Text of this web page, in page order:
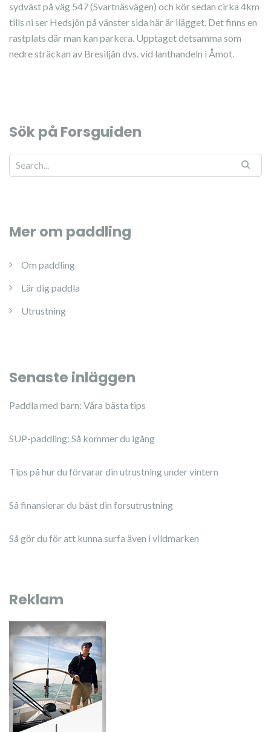
sydväst på väg 547 (Svartnäsvägen) och kör sedan cirka 4km
tills ni ser Hedsjön på vänster sida här är ilägget. Det finns en
rastplats där man kan parkera. Upptaget detsamma som
nedre sträckan av Bresiljån dvs. vid lanthandeln i Åmot.
Sök på Forsguiden
Mer om paddling
Om paddling
Lär dig paddla
Utrustning
Senaste inläggen
Paddla med barn: Våra bästa tips
SUP-paddling: Så kommer du igång
Tips på hur du förvarar din utrustning under vintern
Så finansierar du bäst din forsutrustning
Så gör du för att kunna surfa även i vildmarken
Reklam